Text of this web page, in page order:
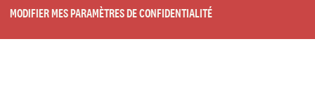
MODIFIER MES PARAMÈTRES DE CONFIDENTIALITÉ